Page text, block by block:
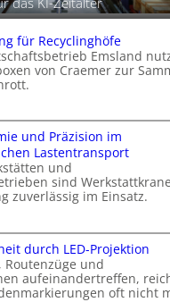
für Recyclinghöfe
Emsland
von Craemer zur
und Präzision im
Lastentransport
und
sind Werkstattkrane
zuverlässig im Einsatz.
durch LED-Projektion
Routenzüge und
aufeinandertreffen,
oft nicht